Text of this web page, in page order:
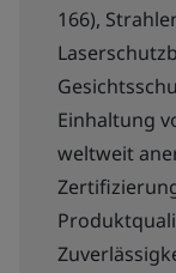
166),
Einhaltung
weltweit